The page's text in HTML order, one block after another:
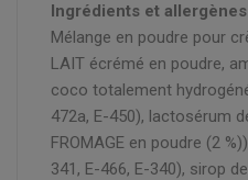
Ingrédients et allergènes
Mélange en poudre pour
LAIT écrémé en poudre,
coco totalement
472a, E-450), lactosérum
FROMAGE en poudre (2
341, E-466, E-340), sirop